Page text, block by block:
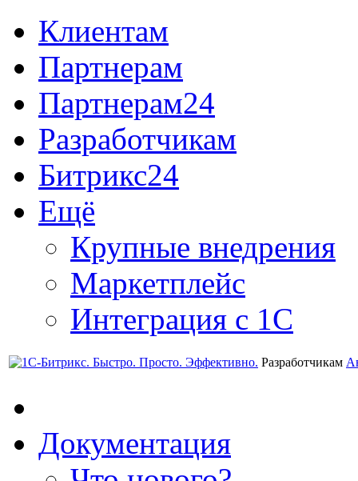
Клиентам
Партнерам
Партнерам24
Разработчикам
Битрикс24
Ещё
Крупные внедрения
Маркетплейс
Интеграция с 1С
Разработчикам
Документация